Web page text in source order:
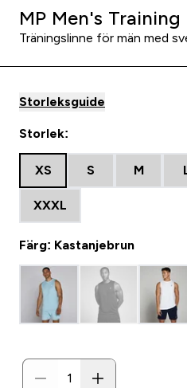
MP Men's Training
Träningslinne för män med
Storleksguide
Storlek:
XS S M
XXXL
Färg: Kastanjebrun